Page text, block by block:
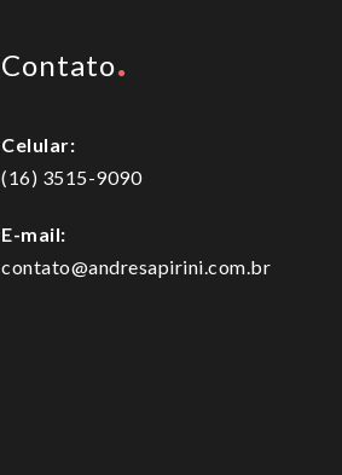
Contato
Celular:
(16) 3515-9090
E-mail:
contato@andresapirini.com.br